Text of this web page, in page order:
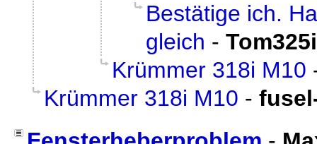
Bestätige ich.
gleich -
Krümmer 318i M10
Krümmer 318i M10 -